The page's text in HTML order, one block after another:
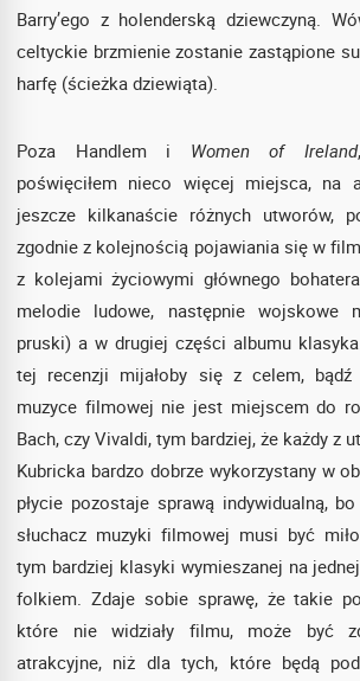
Barry’ego z holenderską dziewczyną.
celtyckie brzmienie zostanie zastąpione
harfę (ścieżka dziewiąta).
Poza Handlem i Women of Ireland
poświęciłem nieco więcej miejsca, na
jeszcze kilkanaście różnych utworów,
zgodnie z kolejnością pojawiania się w
z kolejami życiowymi głównego
melodie ludowe, następnie wojskowe
pruski) a w drugiej części albumu
tej recenzji mijałoby się z celem,
muzyce filmowej nie jest miejscem do
Bach, czy Vivaldi, tym bardziej, że każdy z
Kubricka bardzo dobrze wykorzystany w
płycie pozostaje sprawą indywidualną,
słuchacz muzyki filmowej musi być
tym bardziej klasyki wymieszanej na
folkiem. Zdaje sobie sprawę, że takie
które nie widziały filmu, może być
atrakcyjne, niż dla tych, które będą